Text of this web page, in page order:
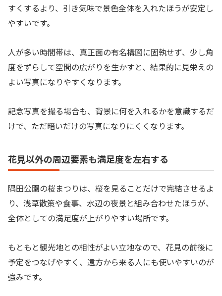
すくするより、引き気味で景色全体を入れたほうが安定し
やすいです。
人が多い時間帯は、真正面の有名構図に固執せず、少し角
度をずらして空間の広がりを生かすと、結果的に見栄えの
よい写真になりやすくなります。
記念写真を撮る場合も、背景に何を入れるかを意識するだ
けで、ただ暗いだけの写真になりにくくなります。
花見以外の周辺要素も満足度を左右する
隅田公園の桜まつりは、桜を見ることだけで完結させるよ
り、浅草散策や食事、水辺の夜景と組み合わせたほうが、
全体としての満足度が上がりやすい場所です。
もともと観光地との相性がよい立地なので、花見の前後に
予定をつなげやすく、遠方から来る人にも使いやすいのが
強みです。